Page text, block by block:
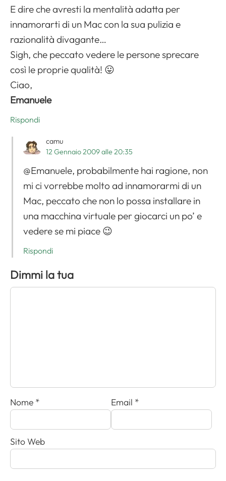
E dire che avresti la mentalità adatta per
innamorarti di un Mac con la sua pulizia e
razionalità divagante…
Sigh, che peccato vedere le persone sprecare
così le proprie qualità! 😛
Ciao,
Emanuele
Rispondi
camu
12 Gennaio 2009 alle 20:35
@Emanuele, probabilmente hai ragione, non
mi ci vorrebbe molto ad innamorarmi di un
Mac, peccato che non lo possa installare in
una macchina virtuale per giocarci un po’ e
vedere se mi piace 😉
Rispondi
Dimmi la tua
Nome * Email *
Sito Web